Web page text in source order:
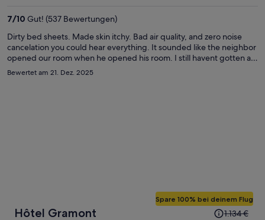
Person
7/10 Gut! (537 Bewertungen)
Dirty bed sheets. Made skin itchy. Bad air quality, and zero noise
cancelation you could hear everything. It sounded like the neighbor
opened our room when he opened his room. I still havent gotten a
refund either.
Bewertet am 21. Dez. 2025
Hôtel Gramont
Spare 100% bei deinem Flug
Der1.134 €